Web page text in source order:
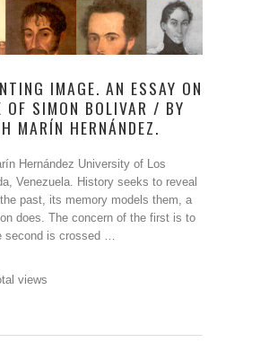
IMAGE. AN ESSAY ON
OF SIMON BOLIVAR / BY
MARÍN HERNÁNDEZ.
Hernández University of Los
Venezuela. History seeks to reveal
past, its memory models them, a
does. The concern of the first is to
second is crossed …
views